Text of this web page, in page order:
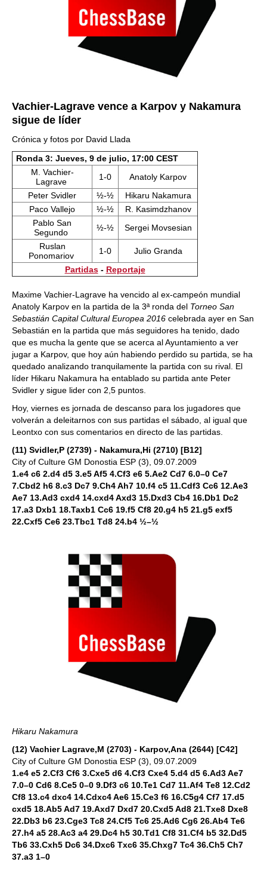
Vachier-Lagrave vence a Karpov y Nakamura
sigue de líder
Crónica y fotos por David Llada
Ronda 3: Jueves, 9 de julio, 17:00 CEST
M. Vachier-
Lagrave
1-0
Anatoly Karpov
Peter Svidler
½-½
Hikaru Nakamura
Paco Vallejo
½-½
R. Kasimdzhanov
Pablo San
Segundo
½-½
Sergei Movsesian
Ruslan
Ponomariov
1-0
Julio Granda
Partidas- Reportaje
Maxime Vachier-Lagrave ha vencido al ex-campeón mundial
Anatoly Karpov en la partida de la 3ª ronda del Torneo San
Sebastián Capital Cultural Europea 2016 celebrada ayer en San
Sebastián en la partida que más seguidores ha tenido, dado
que es mucha la gente que se acerca al Ayuntamiento a ver
jugar a Karpov, que hoy aún habiendo perdido su partida, se ha
quedado analizando tranquilamente la partida con su rival. El
líder Hikaru Nakamura ha entablado su partida ante Peter
Svidler y sigue lider con 2,5 puntos.
Hoy, viernes es jornada de descanso para los jugadores que
volverán a deleitarnos con sus partidas el sábado, al igual que
Leontxo con sus comentarios en directo de las partidas.
(11) Svidler,P (2739) - Nakamura,Hi (2710) [B12]
City of Culture GM Donostia ESP (3), 09.07.2009
1.e4 c6 2.d4 d5 3.e5 Af5 4.Cf3 e6 5.Ae2 Cd7 6.0–0 Ce7
7.Cbd2 h6 8.c3 Dc7 9.Ch4 Ah7 10.f4 c5 11.Cdf3 Cc6 12.Ae3
Ae7 13.Ad3 cxd4 14.cxd4 Axd3 15.Dxd3 Cb4 16.Db1 Dc2
17.a3 Dxb1 18.Taxb1 Cc6 19.f5 Cf8 20.g4 h5 21.g5 exf5
22.Cxf5 Ce6 23.Tbc1 Td8 24.b4 ½–½
Hikaru Nakamura
(12) Vachier Lagrave,M (2703) - Karpov,Ana (2644) [C42]
City of Culture GM Donostia ESP (3), 09.07.2009
1.e4 e5 2.Cf3 Cf6 3.Cxe5 d6 4.Cf3 Cxe4 5.d4 d5 6.Ad3 Ae7
7.0–0 Cd6 8.Ce5 0–0 9.Df3 c6 10.Te1 Cd7 11.Af4 Te8 12.Cd2
Cf8 13.c4 dxc4 14.Cdxc4 Ae6 15.Ce3 f6 16.C5g4 Cf7 17.d5
cxd5 18.Ab5 Ad7 19.Axd7 Dxd7 20.Cxd5 Ad8 21.Txe8 Dxe8
22.Db3 b6 23.Cge3 Tc8 24.Cf5 Tc6 25.Ad6 Cg6 26.Ab4 Te6
27.h4 a5 28.Ac3 a4 29.Dc4 h5 30.Td1 Cf8 31.Cf4 b5 32.Dd5
Tb6 33.Cxh5 Dc6 34.Dxc6 Txc6 35.Chxg7 Tc4 36.Ch5 Ch7
37.a3 1–0